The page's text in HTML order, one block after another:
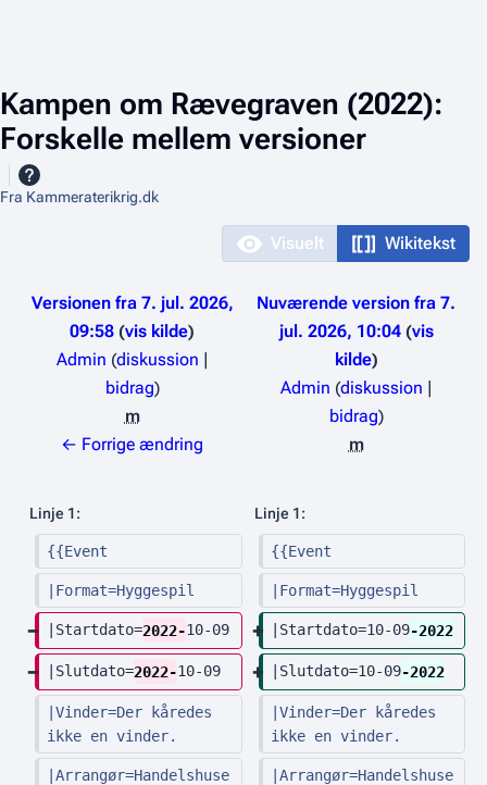
Kampen om Rævegraven (2022):
Forskelle mellem versioner
Fra Kammeraterikrig.dk
Visuelt Wikitekst
Versionen fra 7. jul. 2026,
09:58 vis kilde
Admin (diskussion |
bidrag)
m
e
d
i
g
← Forrige ændring
Nuværende version fra 7.
jul. 2026, 10:04 vis
kilde
Admin (diskussion |
bidrag)
m
r
e
d
e
Linje 1: Linje 1:
{{Event {{Event
|Format=Hyggespil |Format=Hyggespil
|Startdato=2022-10-09 |Startdato=10-09-2022
|Slutdato=2022-10-09 |Slutdato=10-09-2022
|Vinder=Der kåredes
ikke en vinder.
|Vinder=Der kåredes
ikke en vinder.
|Arrangør=Handelshuse
|Arrangør=Handelshuse